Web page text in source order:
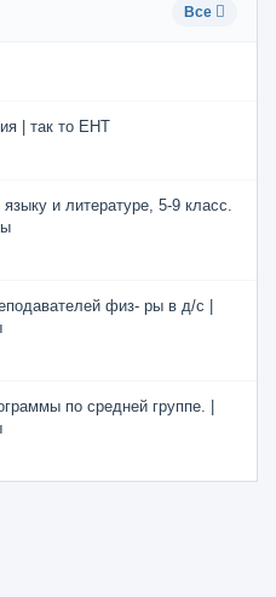
Все
| так то ЕНТ
и литературе, 5-9 класс.
физ- ры в д/с |
по средней группе. |